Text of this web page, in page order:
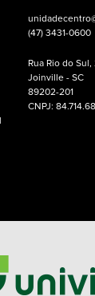
(47) 3431-0600
Rua Rio do
Joinville - SC
89202-201
CNPJ: